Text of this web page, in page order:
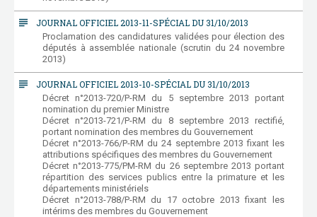
subject JOURNAL OFFICIEL 2013-11-SPÉCIAL DU 31/10/2013
Proclamation des candidatures validées pour élection des
députés à assemblée nationale (scrutin du 24 novembre
2013)
subject JOURNAL OFFICIEL 2013-10-SPÉCIAL DU 31/10/2013
Décret n°2013-720/P-RM du 5 septembre 2013 portant
nomination du premier Ministre
Décret n°2013-721/P-RM du 8 septembre 2013 rectifié,
portant nomination des membres du Gouvernement
Décret n°2013-766/P-RM du 24 septembre 2013 fixant les
attributions spécifiques des membres du Gouvernement
Décret n°2013-775/PM-RM du 26 septembre 2013 portant
répartition des services publics entre la primature et les
départements ministériels
Décret n°2013-788/P-RM du 17 octobre 2013 fixant les
intérims des membres du Gouvernement